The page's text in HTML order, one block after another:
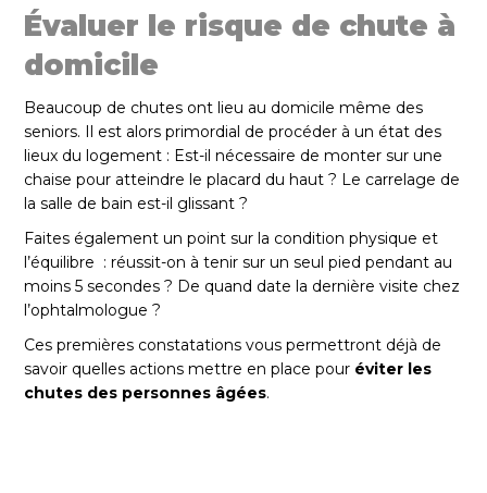
Évaluer le risque de chute à
domicile
Beaucoup de chutes ont lieu au domicile même des
seniors. Il est alors primordial de procéder à un état des
lieux du logement : Est-il nécessaire de monter sur une
chaise pour atteindre le placard du haut ? Le carrelage de
la salle de bain est-il glissant ?
Faites également un point sur la condition physique et
l’équilibre : réussit-on à tenir sur un seul pied pendant au
moins 5 secondes ? De quand date la dernière visite chez
l’ophtalmologue ?
Ces premières constatations vous permettront déjà de
savoir quelles actions mettre en place pour éviter les
chutes des personnes âgées.